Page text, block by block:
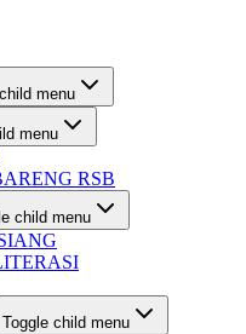
menu
menu
RSB
child menu
Toggle child menu